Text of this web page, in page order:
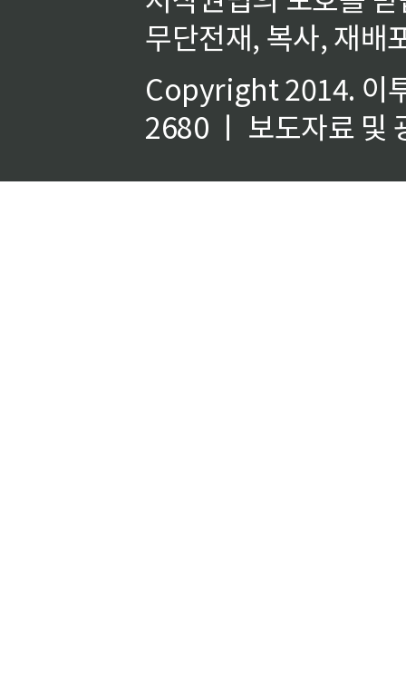
무단전재, 복사, 재배
Copyright 2014. 이
2680 ㅣ 보도자료